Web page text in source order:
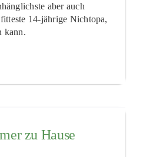
aber auch
14-jährige Nichtopa,
kann.
zu Hause